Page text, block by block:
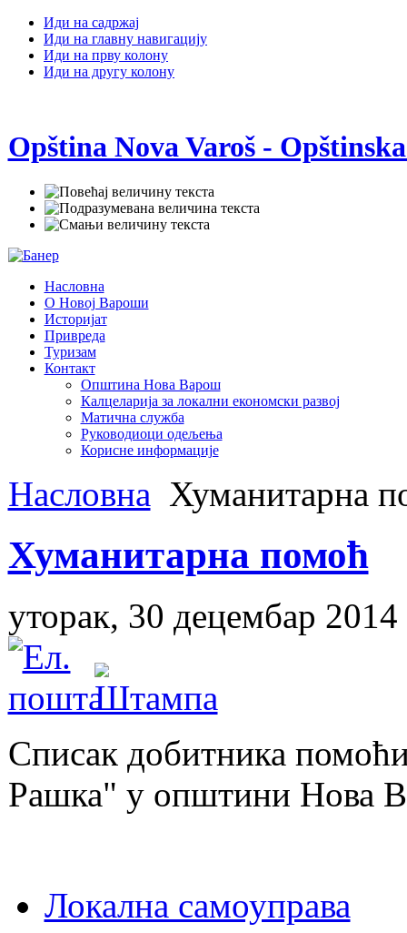
Иди на садржај
Иди на главну навигацију
Иди на прву колону
Иди на другу колону
Opština Nova Varoš -
Насловна
О Новој Вароши
Историјат
Привреда
Туризам
Контакт
Општина Нова Варош
Калцеларија за локални економски развој
Матична служба
Руководиоци одељења
Корисне информације
Насловна Хуманитарна
Хуманитарна помоћ
уторак, 30 децембар
Списак добитника
Рашка" у општини Нова
Локална самоуправа